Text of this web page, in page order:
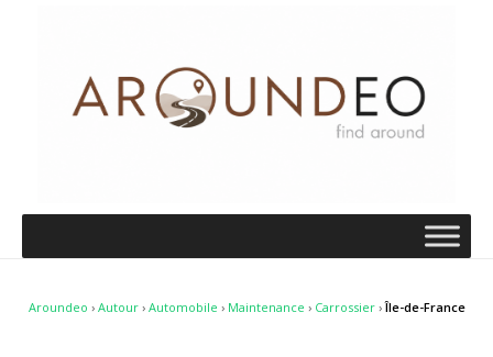
Aroundeo › Autour› Automobile › Maintenance › Carrossier›Île-de-France